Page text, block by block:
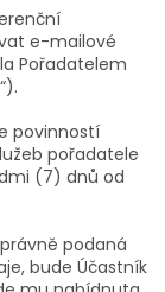
e-mailové
Pořadatelem
povinností
pořadatele
(7) dnů od
podaná
bude Účastník